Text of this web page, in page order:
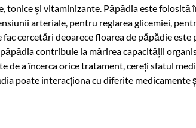
tonice și vitaminizante. Păpădia este folosită
arteriale, pentru reglarea glicemiei,
cercetări deoarece floarea de păpădie este
contribuie la mărirea capacității
de a încerca orice tratament, cereți sfatul
poate interacționa cu diferite medicamente